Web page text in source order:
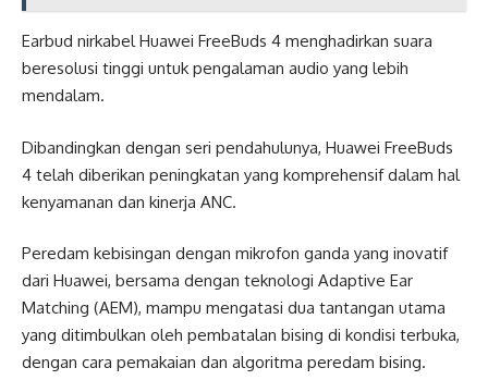
Earbud nirkabel Huawei FreeBuds 4 menghadirkan suara
beresolusi tinggi untuk pengalaman audio yang lebih
mendalam.
Dibandingkan dengan seri pendahulunya, Huawei FreeBuds
4 telah diberikan peningkatan yang komprehensif dalam hal
kenyamanan dan kinerja ANC.
Peredam kebisingan dengan mikrofon ganda yang inovatif
dari Huawei, bersama dengan teknologi Adaptive Ear
Matching (AEM), mampu mengatasi dua tantangan utama
yang ditimbulkan oleh pembatalan bising di kondisi terbuka,
dengan cara pemakaian dan algoritma peredam bising.